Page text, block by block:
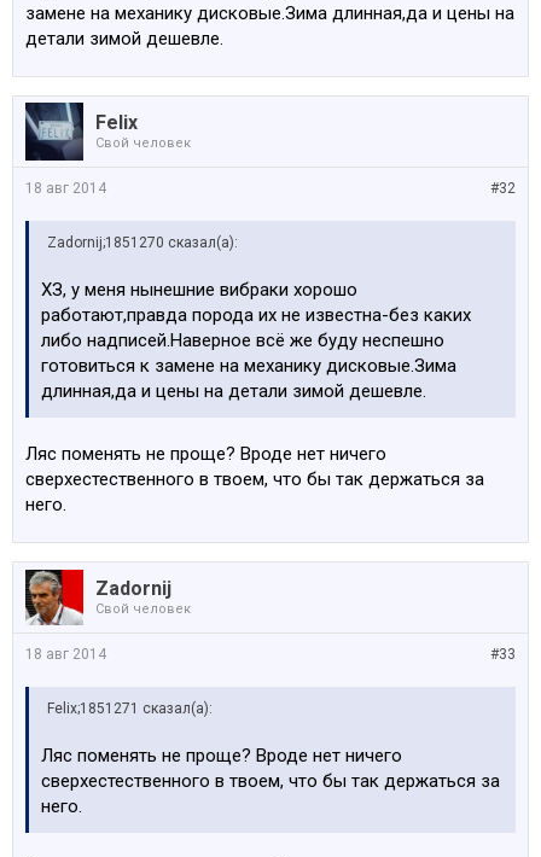
замене на механику дисковые.Зима длинная,да и цены на
детали зимой дешевле.
Felix
Свой человек
#32
18 авг 2014
Zadornij;1851270 сказал(а):
ХЗ, у меня нынешние вибраки хорошо
работают,правда порода их не известна-без каких
либо надписей.Наверное всё же буду неспешно
готовиться к замене на механику дисковые.Зима
длинная,да и цены на детали зимой дешевле.
Ляс поменять не проще? Вроде нет ничего
сверхестественного в твоем, что бы так держаться за
него.
Zadornij
Свой человек
#33
18 авг 2014
Felix;1851271 сказал(а):
Ляс поменять не проще? Вроде нет ничего
сверхестественного в твоем, что бы так держаться за
него.